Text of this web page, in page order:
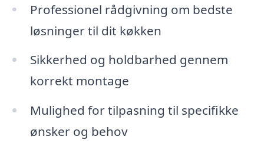
Professionel rådgivning om bedste
løsninger til dit køkken
Sikkerhed og holdbarhed gennem
korrekt montage
Mulighed for tilpasning til specifikke
ønsker og behov